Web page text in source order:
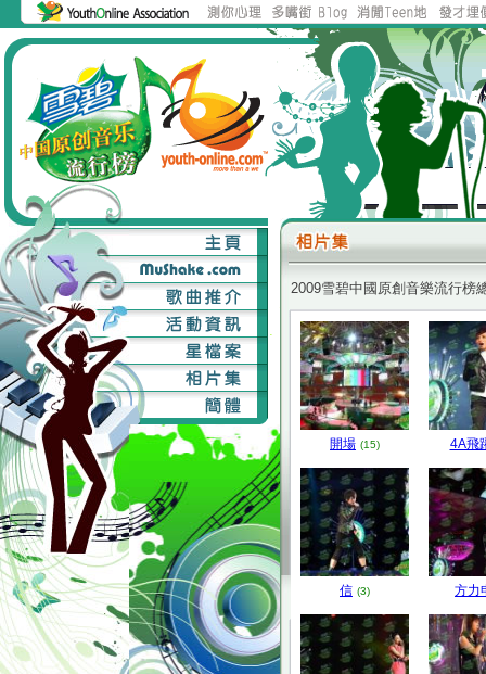
2009雪碧中國原創音樂流行榜
開場 (15) 4A飛
信 (3) 方力